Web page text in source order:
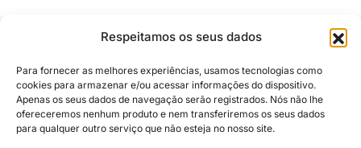
Respeitamos os seus dados
Para fornecer as melhores experiências, usamos tecnologias como
cookies para armazenar e/ou acessar informações do dispositivo.
Apenas os seus dados de navegação serão registrados. Nós não lhe
ofereceremos nenhum produto e nem transferiremos os seus dados
para qualquer outro serviço que não esteja no nosso site.
Siga e compartilhe